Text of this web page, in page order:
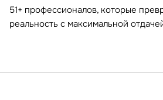
51+ профессионалов, которые
реальность с максимальной